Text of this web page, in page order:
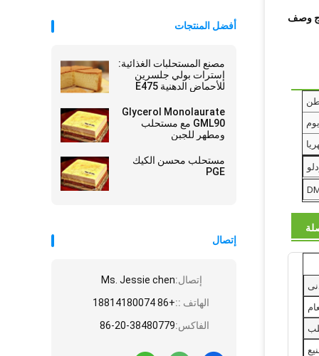
أفضل المنتجات
مصنع المستحلبات الغذائية:
إسترات بولي جلسرين
للأحماض الدهنية E475
Glycerol Monolaurate
GML90 مع مستحلب
ومطهر للجبن
مستحلب محسن الكيك
PGE
إتصال
إتصال:Ms. Jessie chen
الهاتف ::+86 18814180074
الفاكس:86-20-38480779
وصف